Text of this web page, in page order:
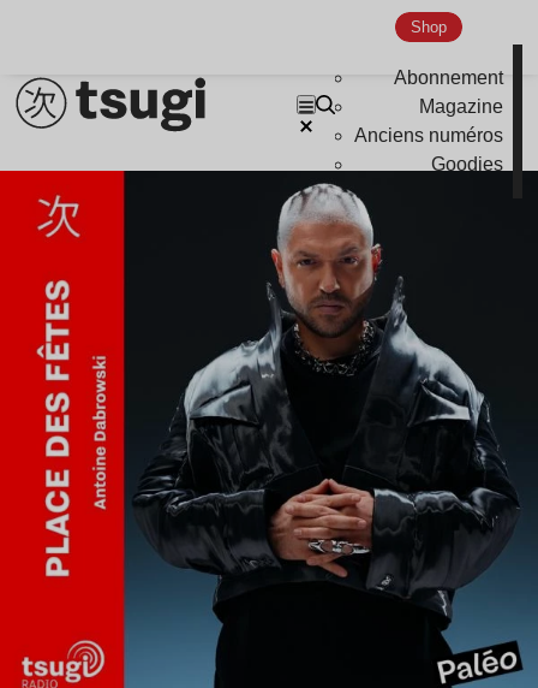
Shop
Abonnement
Magazine
Anciens numéros
Goodies